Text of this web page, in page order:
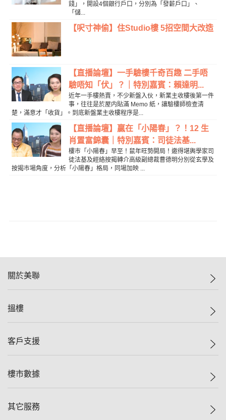
錢」，開設4個銀行戶口，分別為「發薪戶口」、
「儲...
【呎寸神偷】住Studio樓 5招空間大改造
【直播論壇】一手驗樓千奇百趣 二手唔
驗唔知「伏」？｜特別嘉賓：賴達明...
近年一手樓熱賣，不少新盤入伙，新業主收樓後第一件
事，往往是於屋内貼滿 Memo 紙，讓驗樓師檢查清
楚，滿意才「收貨」。到底新盤業主收樓程序是...
【直播論壇】贏在「小陽春」？！12 生
肖置富錦囊｜特別嘉賓：司徒法基...
樓巿「小陽春」早至！鼠年旺勢開局！邀得堪輿學家司
徒法基及經絡按揭轉介高級副總裁曹德明分別從玄學及
按揭巿場角度，分析「小陽春」格局，同場加映 ...
關於美聯
美聯集團
人才招募
搵樓
一手新盤
減價
美聯豪宅
客戶支援
自助放盤
查詢熱線
樓市數據
樓價指數
其它服務